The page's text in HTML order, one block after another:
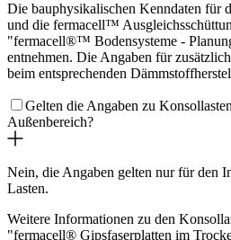
Die bauphysikalischen Kenndaten für
und die fermacell™
"fermacell®™ Bodensysteme -
entnehmen. Die Angaben für
beim entsprechenden
Gelten die Angaben zu
Außenbereich?
Nein, die Angaben gelten nur für den
Lasten.
Weitere Informationen zu den
"fermacell® Gipsfaserplatten im